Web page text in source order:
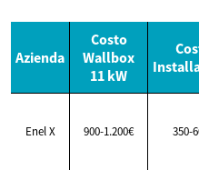
Azienda
Costo
Wallbox
11 kW
Enel X 900-1.200€ 350-